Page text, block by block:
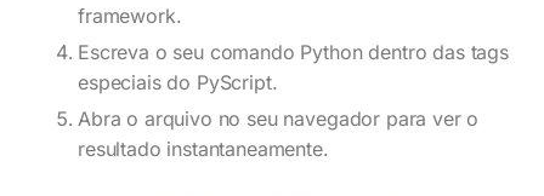
framework.
Escreva o seu comando Python dentro das tags
especiais do PyScript.
Abra o arquivo no seu navegador para ver o
resultado instantaneamente.